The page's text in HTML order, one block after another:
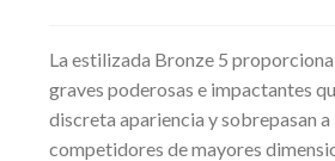
La estilizada Bronze 5 proporciona
graves poderosas e impactantes
discreta apariencia y sobrepasan a
competidores de mayores